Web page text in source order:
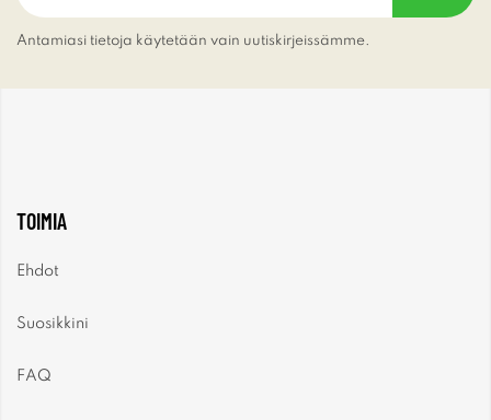
Antamiasi tietoja käytetään vain uutiskirjeissämme.
TOIMIA
Ehdot
Suosikkini
FAQ